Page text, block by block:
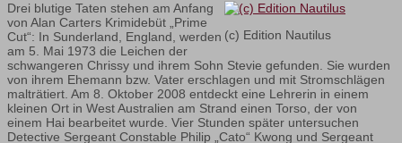
(c) Edition Nautilus
Drei blutige Taten stehen am Anfang
von Alan Carters Krimidebüt „Prime
Cut“: In Sunderland, England, werden
am 5. Mai 1973 die Leichen der
schwangeren Chrissy und ihrem Sohn Stevie gefunden. Sie wurden
von ihrem Ehemann bzw. Vater erschlagen und mit Stromschlägen
malträtiert. Am 8. Oktober 2008 entdeckt eine Lehrerin in einem
kleinen Ort in West Australien am Strand einen Torso, der von
einem Hai bearbeitet wurde. Vier Stunden später untersuchen
Detective Sergeant Constable Philip „Cato“ Kwong und Sergeant